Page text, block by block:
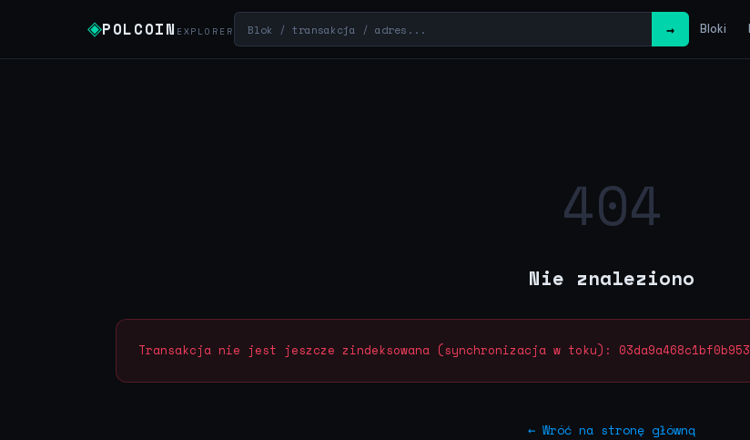
◈POLCOIN EXPLORER → Bloki
404
Nie znaleziono
Transakcja nie jest jeszcze zindeksowana (synchronizacja w toku):
← Wróć na stronę główną